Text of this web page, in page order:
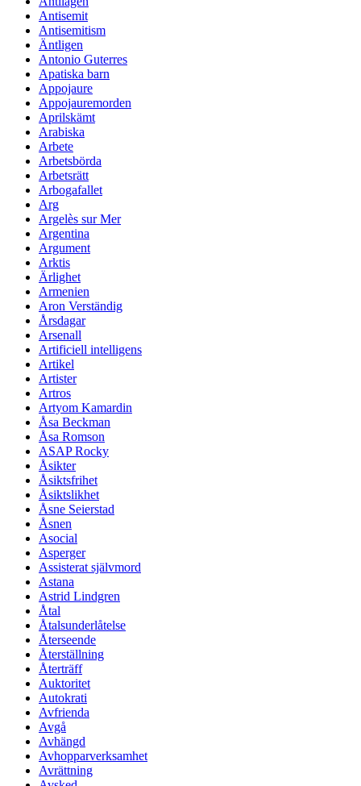
Antisemit
Antisemitism
Äntligen
Antonio Guterres
Apatiska barn
Appojaure
Appojauremorden
Aprilskämt
Arabiska
Arbete
Arbetsbörda
Arbetsrätt
Arbogafallet
Arg
Argelès sur Mer
Argentina
Argument
Arktis
Ärlighet
Armenien
Aron Verständig
Årsdagar
Arsenall
Artificiell intelligens
Artikel
Artister
Artros
Artyom Kamardin
Åsa Beckman
Åsa Romson
ASAP Rocky
Åsikter
Åsiktsfrihet
Åsiktslikhet
Åsne Seierstad
Åsnen
Asocial
Asperger
Assisterat självmord
Astana
Astrid Lindgren
Åtal
Åtalsunderlåtelse
Återseende
Återställning
Återträff
Auktoritet
Autokrati
Avfrienda
Avgå
Avhängd
Avhopparverksamhet
Avrättning